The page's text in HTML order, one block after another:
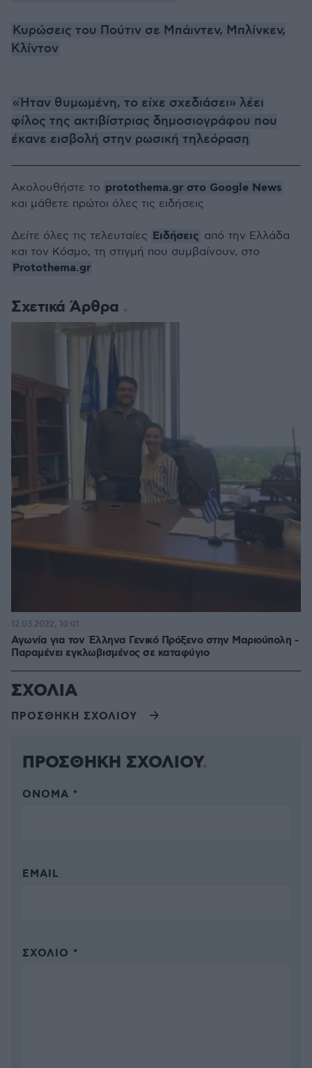
Κυρώσεις του Πούτιν σε Μπάιντεν, Μπλίνκεν,
Κλίντον
«Ήταν θυμωμένη, το είχε σχεδιάσει» λέει
φίλος της ακτιβίστριας δημοσιογράφου που
έκανε εισβολή στην ρωσική τηλεόραση
Σχετικά Άρθρα
Αγωνία για τον Έλληνα Γενικό Πρόξενο στην Μαριούπολη -
Παραμένει εγκλωβισμένος σε καταφύγιο
12.03.2022, 10:01
Ακολουθήστε το protothema.gr στο Google News
και μάθετε πρώτοι όλες τις ειδήσεις
Δείτε όλες τις τελευταίες Ειδήσεις από την Ελλάδα
και τον Κόσμο, τη στιγμή που συμβαίνουν, στο
Protothema.gr
ΣΧΟΛΙΑ
ΠΡΟΣΘΗΚΗ ΣΧΟΛΙΟΥ
ΠΡΟΣΘΗΚΗ ΣΧΟΛΙΟΥ
ΌΝΟΜΑ *
EMAIL
ΣΧΌΛΙΟ *